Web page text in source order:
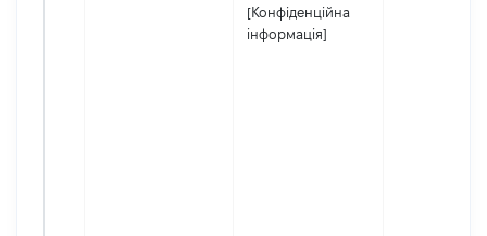
[Конфіденційна
інформація]